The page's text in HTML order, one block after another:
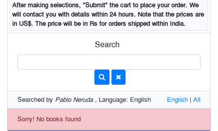
After making selections, "Submit" the cart to place your order. We
will contact you with details within 24 hours. Note that the prices are
in US$. The price will be in Rs for orders shipped within India.
Search
Searched by Pablo Neruda, Language: English English | All
Sorry! No books found